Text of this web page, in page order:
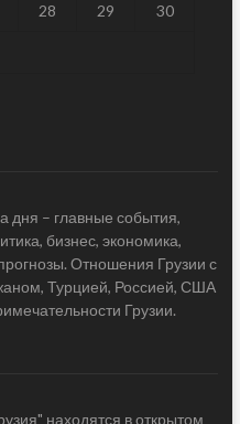
28 29 30
дня – главные события,
бизнес, экономика,
Отношения Грузии с
Турцией, Россией, США
Грузии.
находятся в открытом